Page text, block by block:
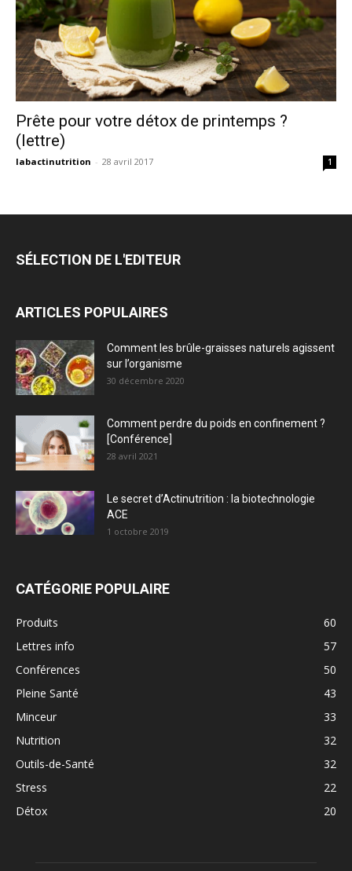
Prête pour votre détox de printemps ?
(lettre)
labactinutrition - 28 avril 2017 1
SÉLECTION DE L'EDITEUR
ARTICLES POPULAIRES
Comment les brûle-graisses naturels agissent
sur l’organisme
30 décembre 2020
Comment perdre du poids en confinement ?
[Conférence]
28 avril 2021
Le secret d’Actinutrition : la biotechnologie
ACE
1 octobre 2019
CATÉGORIE POPULAIRE
Produits
60
Lettres info
57
Conférences
50
Pleine Santé
43
Minceur
33
Nutrition
32
Outils-de-Santé
32
Stress
22
Détox
20